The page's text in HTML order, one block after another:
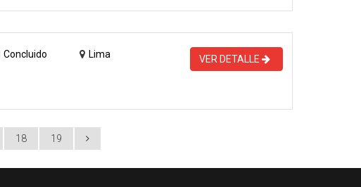
Concluido Lima VER DETALLE
18 19